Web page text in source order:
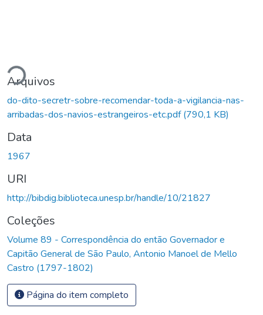
Arquivos
do-dito-secretr-sobre-recomendar-toda-a-vigilancia-nas-
arribadas-dos-navios-estrangeiros-etc.pdf(790,1 KB)
Data
1967
URI
http://bibdig.biblioteca.unesp.br/handle/10/21827
Coleções
Volume 89 - Correspondência do então Governador e
Capitão General de São Paulo, Antonio Manoel de Mello
Castro (1797-1802)
Página do item completo